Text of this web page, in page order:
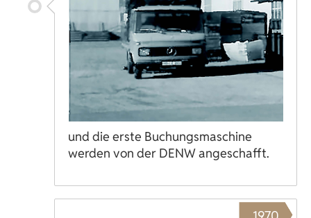
und die erste Buchungsmaschine
werden von der DENW angeschafft.